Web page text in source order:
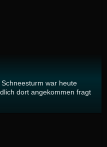
war heute
dort angekommen fragt